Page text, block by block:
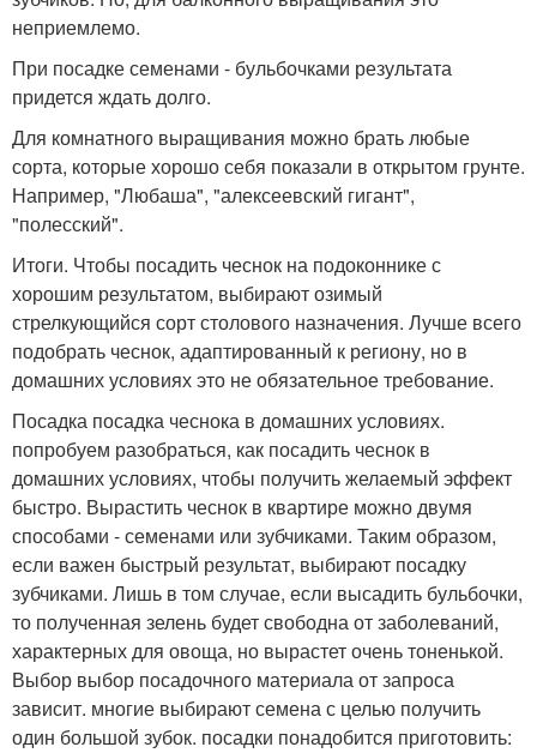
неприемлемо.
При посадке семенами - бульбочками результата
придется ждать долго.
Для комнатного выращивания можно брать любые
сорта, которые хорошо себя показали в открытом грунте.
Например, "Любаша", "алексеевский гигант",
"полесский".
Итоги. Чтобы посадить чеснок на подоконнике с
хорошим результатом, выбирают озимый
стрелкующийся сорт столового назначения. Лучше всего
подобрать чеснок, адаптированный к региону, но в
домашних условиях это не обязательное требование.
Посадка посадка чеснока в домашних условиях.
попробуем разобраться, как посадить чеснок в
домашних условиях, чтобы получить желаемый эффект
быстро. Вырастить чеснок в квартире можно двумя
способами - семенами или зубчиками. Таким образом,
если важен быстрый результат, выбирают посадку
зубчиками. Лишь в том случае, если высадить бульбочки,
то полученная зелень будет свободна от заболеваний,
характерных для овоща, но вырастет очень тоненькой.
Выбор выбор посадочного материала от запроса
зависит. многие выбирают семена с целью получить
один большой зубок. посадки понадобится приготовить: